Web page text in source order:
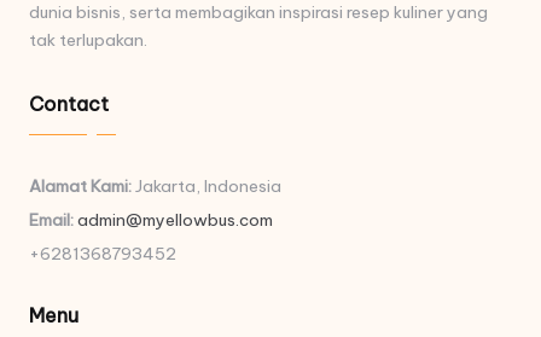
dunia bisnis, serta membagikan inspirasi resep kuliner yang
tak terlupakan.
Contact
Alamat Kami:Jakarta, Indonesia
Email:admin@myellowbus.com
+6281368793452
Menu